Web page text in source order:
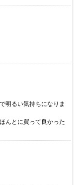
明るい気持ちになりま
んとに買って良かった